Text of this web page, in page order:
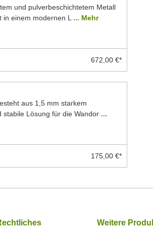
und pulverbeschichtetem Metall
einem modernen L ... Mehr
672,00 €*
aus 1,5 mm starkem
Lösung für die Wandor ...
175,00 €*
Weitere